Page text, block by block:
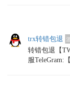
trx转错包退
转错包退【
服TeleGram: